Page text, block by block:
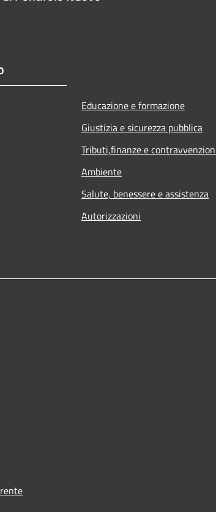
Educazione e formazione
Giustizia e sicurezza pubblica
Tributi,finanze e
Ambiente
Salute, benessere e assistenza
Autorizzazioni